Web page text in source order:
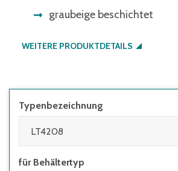
graubeige beschichtet
WEITERE PRODUKTDETAILS
Typenbezeichnung
für Behältertyp